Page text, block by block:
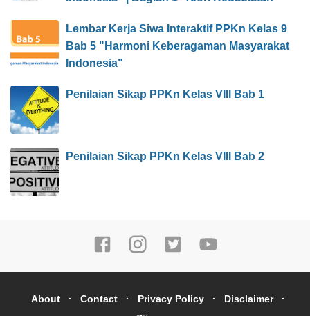
Lembar Kerja Siwa Interaktif PPKn Kelas 9
Bab 5 "Harmoni Keberagaman Masyarakat
Indonesia"
Penilaian Sikap PPKn Kelas VIII Bab 1
Penilaian Sikap PPKn Kelas VIII Bab 2
About Contact Privacy Policy
Disclaimer